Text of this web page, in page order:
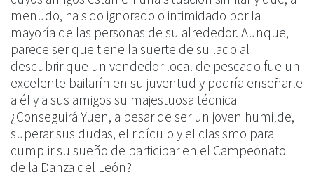
menudo, ha sido ignorado o intimidado por la
mayoría de las personas de su alrededor. Aunque,
parece ser que tiene la suerte de su lado al
descubrir que un vendedor local de pescado fue un
excelente bailarín en su juventud y podría enseñarle
a él y a sus amigos su majestuosa técnica
¿Conseguirá Yuen, a pesar de ser un joven humilde,
superar sus dudas, el ridículo y el clasismo para
cumplir su sueño de participar en el Campeonato
de la Danza del León?